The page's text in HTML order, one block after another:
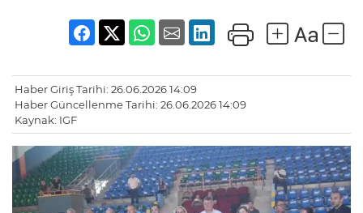
Haber Giriş Tarihi: 26.06.2026 14:09
Haber Güncellenme Tarihi: 26.06.2026 14:09
Kaynak: IGF